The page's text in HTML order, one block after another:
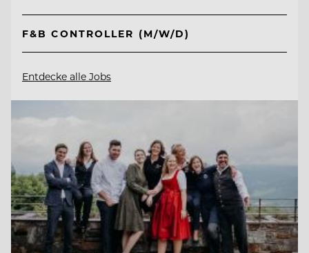
F&B CONTROLLER (M/W/D)
Entdecke alle Jobs